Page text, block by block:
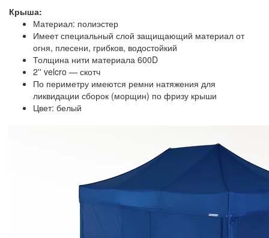
Крыша:
Материал: полиэстер
Имеет специальный слой защищающий материал от
огня, плесени, грибков, водостойкий
Толщина нити материала 600D
2'' velcro — скотч
По периметру имеются ремни натяжения для
ликвидации сборок (морщин) по фризу крыши
Цвет: белый